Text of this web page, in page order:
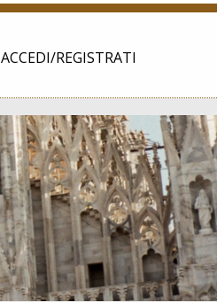
ACCEDI/REGISTRATI